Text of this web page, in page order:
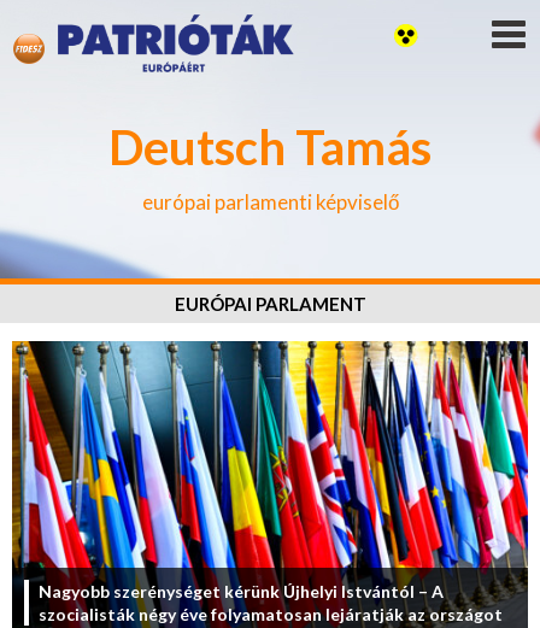
Deutsch Tamás
európai parlamenti képviselő
EURÓPAI PARLAMENT
Nagyobb szerénységet kérünk Újhelyi Istvántól – A
szocialisták négy éve folyamatosan lejáratják az országot